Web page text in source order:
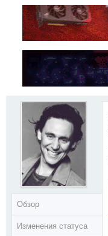
Обзор
Изменения статуса